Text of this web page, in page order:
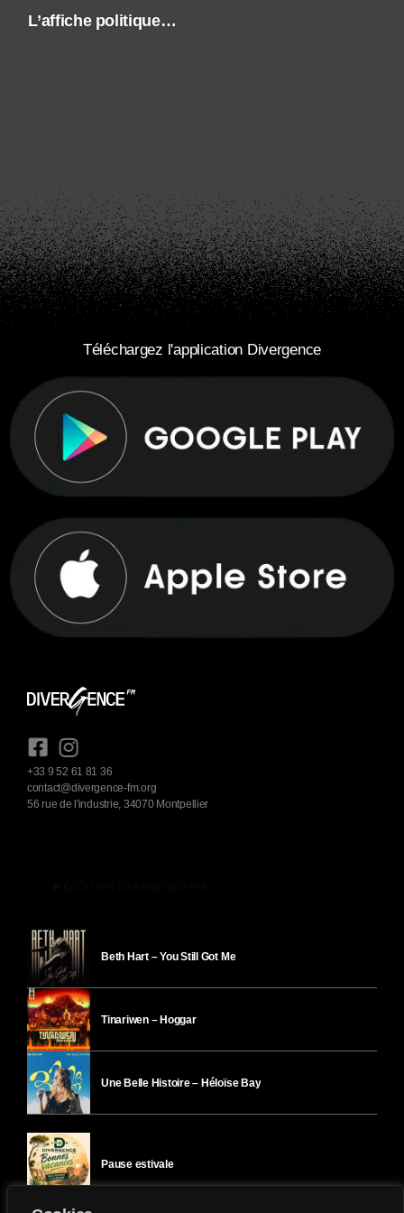
L’affiche politique…
Téléchargez l'application Divergence
+33 9 52 61 81 36
contact@divergence-fm.org
56 rue de l'industrie, 34070 Montpellier
Beth Hart – You Still Got Me
Tinariwen – Hoggar
Une Belle Histoire – Héloïse Bay
Pause estivale